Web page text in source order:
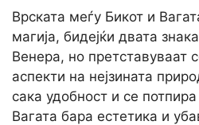
Врската меѓу Бикот и
магија, бидејќи двата
Венера, но претставуваат
аспекти на нејзината
сака удобност и се
Вагата бара естетика и